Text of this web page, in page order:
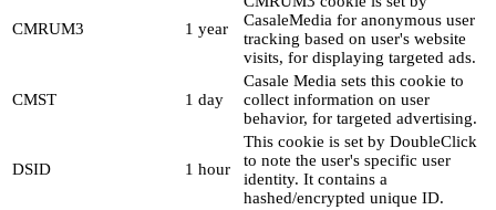
CMRUM3 1 year
CasaleMedia for anonymous user
tracking based on user's website
visits, for displaying targeted ads.
CMST 1 day
Casale Media sets this cookie to
collect information on user
behavior, for targeted advertising.
DSID 1 hour
This cookie is set by DoubleClick
to note the user's specific user
identity. It contains a
hashed/encrypted unique ID.